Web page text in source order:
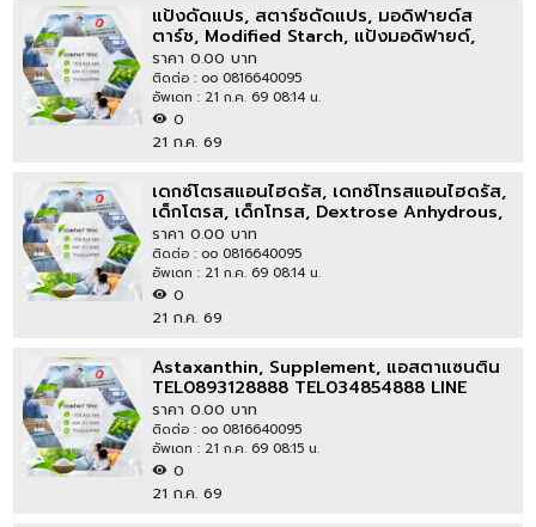
แป้งดัดแปร, สตาร์ชดัดแปร, มอดิฟายด์ส
ตาร์ช, Modified Starch, แป้งมอดิฟายด์,
แป้งโมดิฟายด์
ราคา 0.00 บาท
ติดต่อ : oo 0816640095
อัพเดท : 21 ก.ค. 69 08:14 น.
0
21 ก.ค. 69
เดกซ์โตรสแอนไฮดรัส, เดกซ์โทรสแอนไฮดรัส,
เด็กโตรส, เด็กโทรส, Dextrose Anhydrous,
Dextrose
ราคา 0.00 บาท
ติดต่อ : oo 0816640095
อัพเดท : 21 ก.ค. 69 08:14 น.
0
21 ก.ค. 69
Astaxanthin, Supplement, แอสตาแซนติน
TEL0893128888 TEL034854888 LINE
thaipoly8888
ราคา 0.00 บาท
ติดต่อ : oo 0816640095
อัพเดท : 21 ก.ค. 69 08:15 น.
0
21 ก.ค. 69